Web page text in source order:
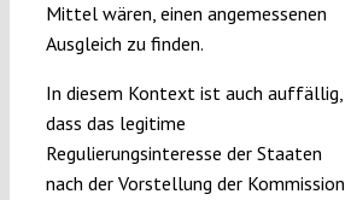
Mittel wären, einen angemessenen
Ausgleich zu finden.
In diesem Kontext ist auch auffällig,
dass das legitime
Regulierungsinteresse der Staaten
nach der Vorstellung der Kommission